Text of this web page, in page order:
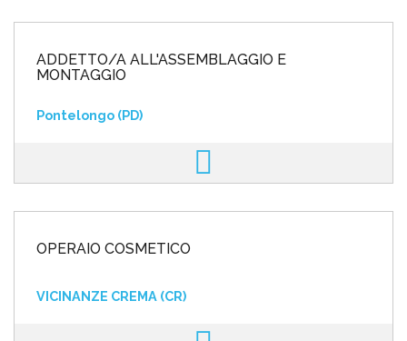
ADDETTO/A ALL'ASSEMBLAGGIO E
MONTAGGIO
Pontelongo (PD)
OPERAIO COSMETICO
VICINANZE CREMA (CR)